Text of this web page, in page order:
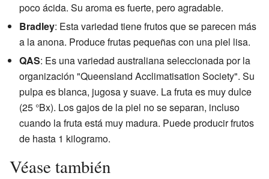
poco ácida. Su aroma es fuerte, pero agradable.
Bradley: Esta variedad tiene frutos que se parecen más
a la anona. Produce frutas pequeñas con una piel lisa.
QAS: Es una variedad australiana seleccionada por la
organización "Queensland Acclimatisation Society". Su
pulpa es blanca, jugosa y suave. La fruta es muy dulce
(25 °Bx). Los gajos de la piel no se separan, incluso
cuando la fruta está muy madura. Puede producir frutos
de hasta 1 kilogramo.
Véase también